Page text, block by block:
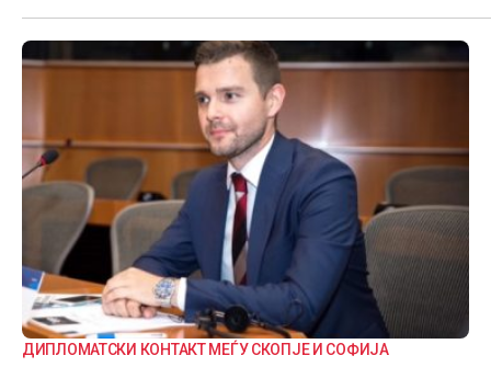
ДИПЛОМАТСКИ КОНТАКТ МЕЃУ СКОПЈЕ И СОФИЈА